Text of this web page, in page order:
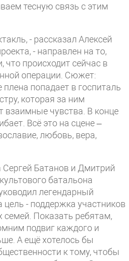
тесную связь с этим
- рассказал Алексей
- направлен на то,
происходит сейчас в
операции. Сюжет:
попадает в госпиталь
которая за ним
взаимные чувства. В конце
Всё это на сцене –
любовь, вера,
Сергей Батанов и Дмитрий
батальона
легендарный
- поддержка участников
семей. Показать ребятам,
подвиг каждого и
А ещё хотелось бы
к тому, чтобы